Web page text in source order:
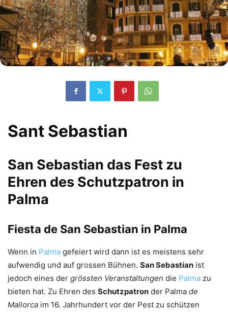
Sant Sebastian
San Sebastian das Fest zu
Ehren des Schutzpatron in
Palma
Fiesta de San Sebastian in Palma
Wenn in Palma gefeiert wird dann ist es meistens sehr
aufwendig und auf grossen Bühnen. San Sebastian ist
jedoch eines der grössten Veranstaltungen die Palma zu
bieten hat. Zu Ehren des Schutzpatron der Palma de
Mallorca im 16. Jahrhundert vor der Pest zu schützen